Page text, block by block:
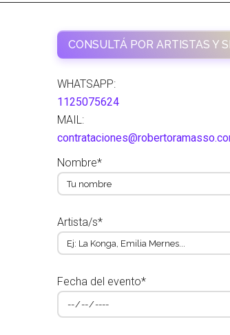
CONSULTÁ POR ARTISTAS Y
WHATSAPP:
1125075624
MAIL:
Nombre*
Artista/s*
Fecha del evento*